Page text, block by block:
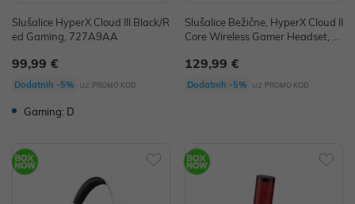
Slušalice HyperX Cloud III Black/R
ed Gaming, 727A9AA
99,99 €
Dodatnih -5% uz PROMO KOD
Gaming: D
Slušalice Bežične, HyperX Cloud II
Core Wireless Gamer Headset, 6
129,99 €
Dodatnih -5% uz PROMO KOD